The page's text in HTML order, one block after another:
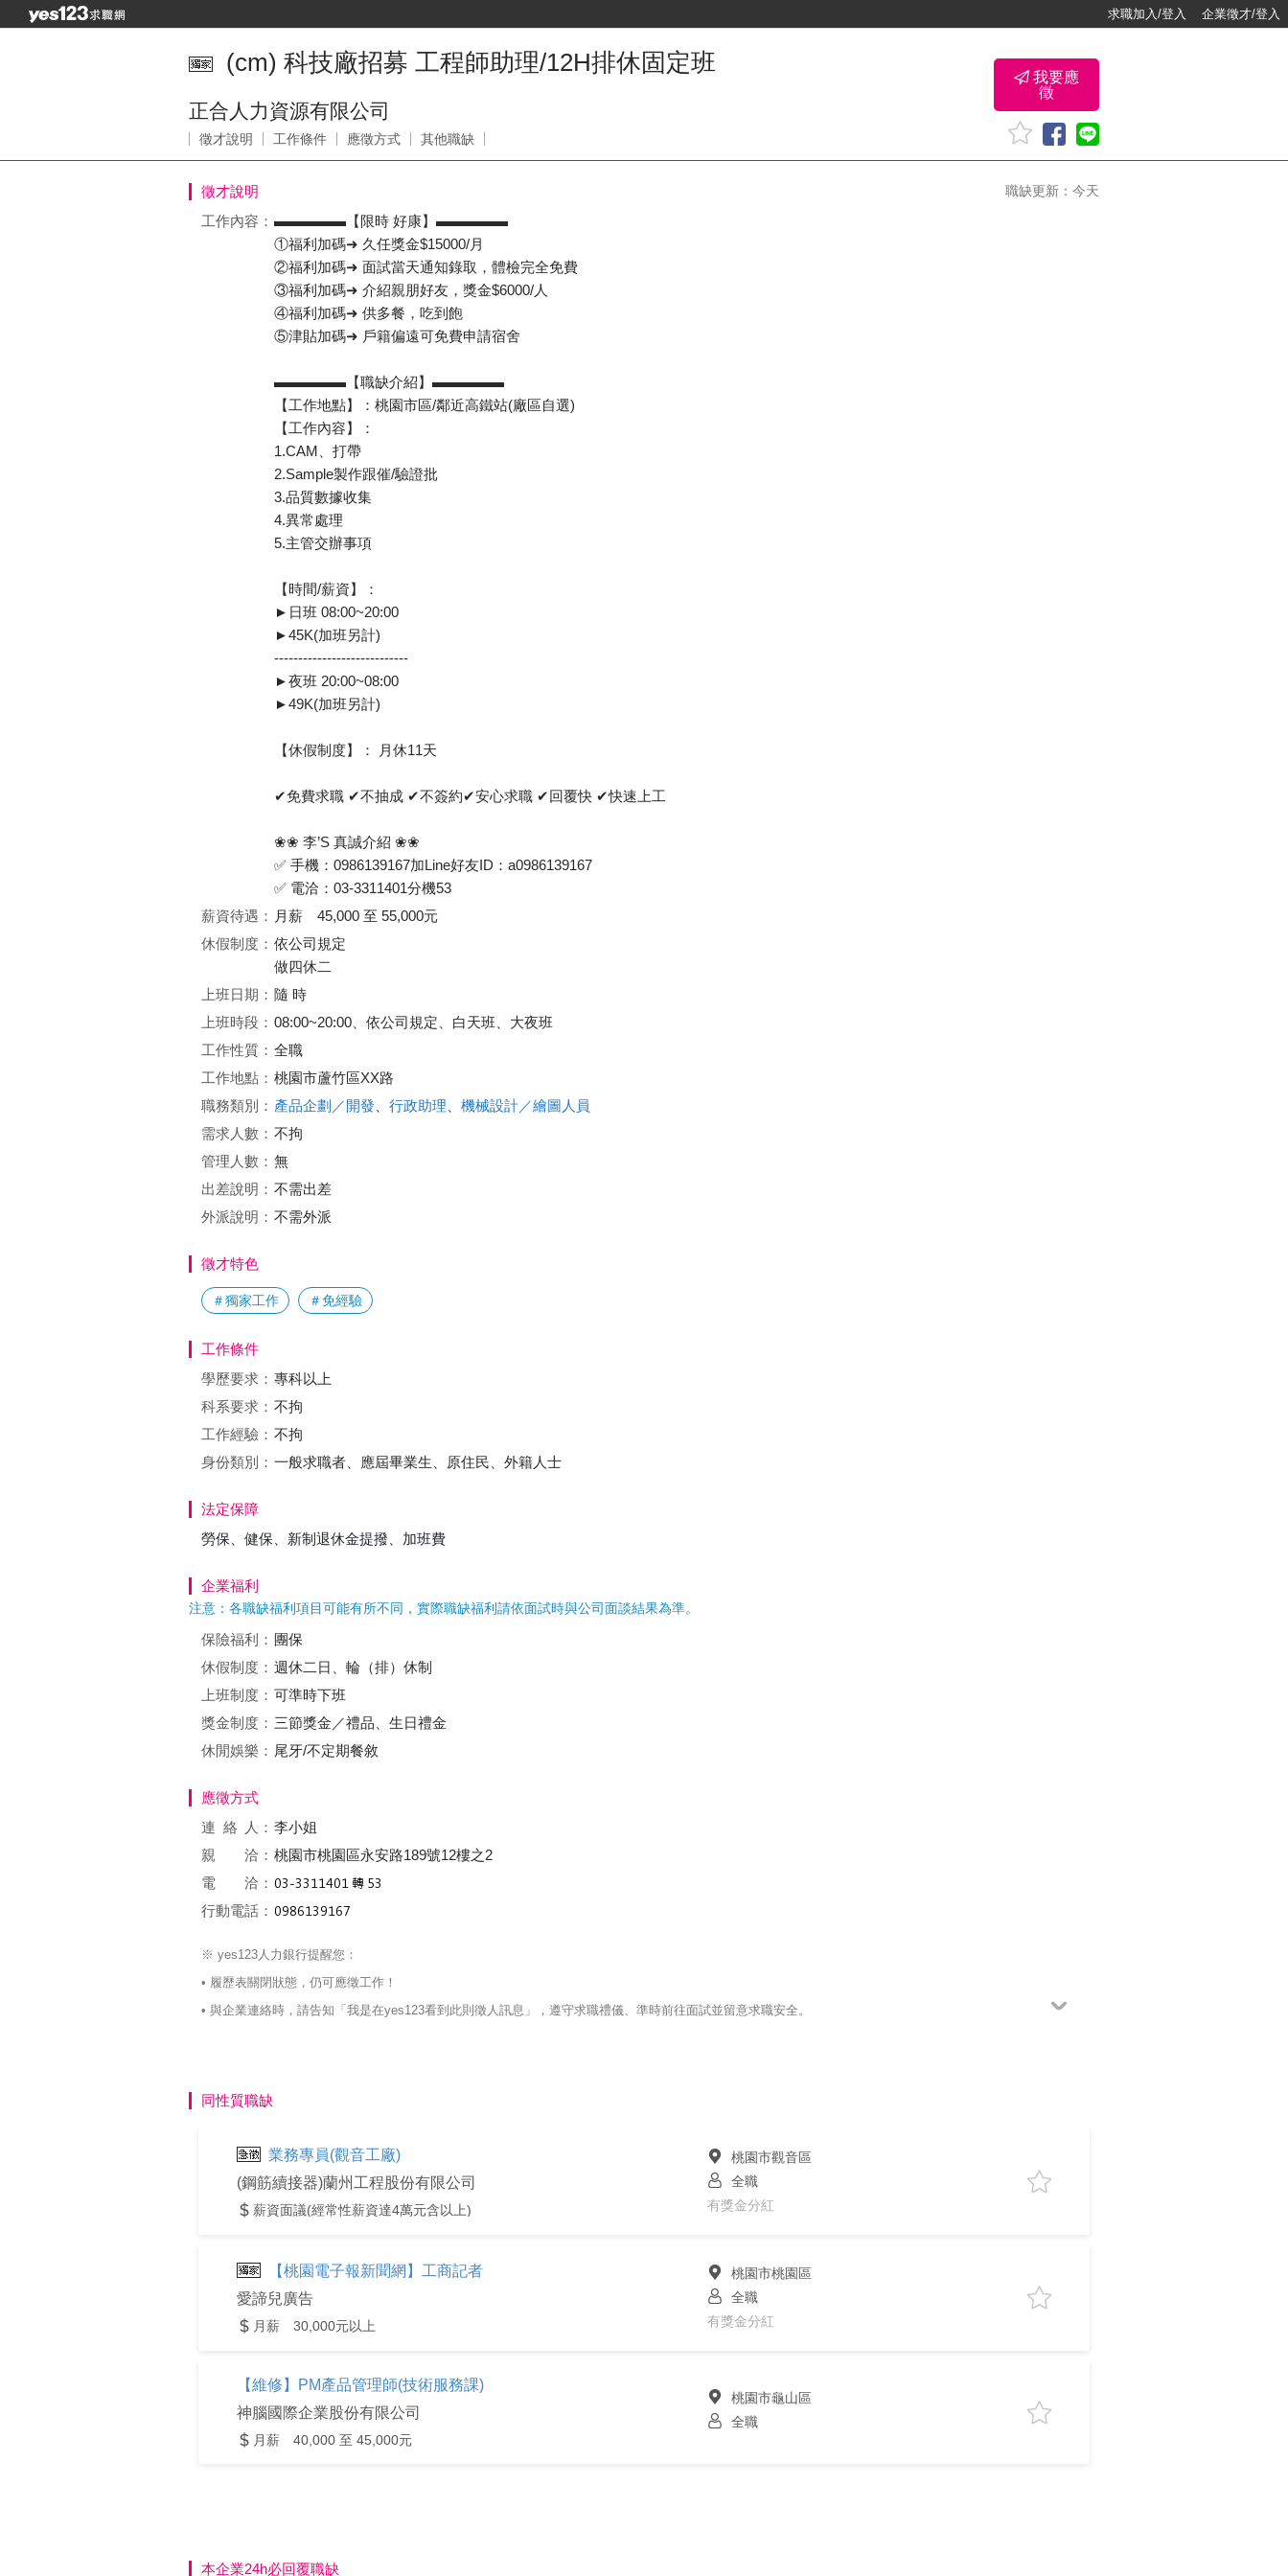
求職加入/登入 企業徵才/登入
(cm) 科技廠招募 工程師助理/12H排休固定班
正合人力資源有限公司
徵才說明 工作條件 應徵方式 其他職缺
我要應
徵
徵才說明 職缺更新：今天
工作內容： ▬▬▬▬▬【限時 好康】▬▬▬▬▬
①福利加碼➜ 久任獎金$15000/月
②福利加碼➜ 面試當天通知錄取，體檢完全免費
③福利加碼➜ 介紹親朋好友，獎金$6000/人
④福利加碼➜ 供多餐，吃到飽
⑤津貼加碼➜ 戶籍偏遠可免費申請宿舍
▬▬▬▬▬【職缺介紹】▬▬▬▬▬
【工作地點】：桃園市區/鄰近高鐵站(廠區自選)
【工作內容】：
1.CAM、打帶
2.Sample製作跟催/驗證批
3.品質數據收集
4.異常處理
5.主管交辦事項
【時間/薪資】：
►日班 08:00~20:00
►45K(加班另計)
----------------------------
►夜班 20:00~08:00
►49K(加班另計)
【休假制度】： 月休11天
✔免費求職 ✔不抽成 ✔不簽約✔安心求職 ✔回覆快 ✔快速上工
❀❀ 李’S 真誠介紹 ❀❀
✅ 手機：0986139167加Line好友ID：a0986139167
✅ 電洽：03-3311401分機53
薪資待遇： 月薪 45,000 至 55,000元
休假制度： 依公司規定
做四休二
上班日期： 隨 時
上班時段： 08:00~20:00、依公司規定、白天班、大夜班
工作性質： 全職
工作地點： 桃園市蘆竹區XX路
職務類別： 產品企劃／開發 行政助理
機械設計／繪圖人員
需求人數： 不拘
管理人數： 無
出差說明： 不需出差
外派說明： 不需外派
徵才特色
＃獨家工作 ＃免經驗
工作條件
學歷要求： 專科以上
科系要求： 不拘
工作經驗： 不拘
身份類別： 一般求職者、應屆畢業生、原住民、外籍人士
法定保障
勞保、健保、新制退休金提撥、加班費
企業福利
注意：各職缺福利項目可能有所不同，實際職缺福利請依面試時與公司面談結果為準。
保險福利： 團保
休假制度： 週休二日、輪（排）休制
上班制度： 可準時下班
獎金制度： 三節獎金／禮品、生日禮金
休閒娛樂： 尾牙/不定期餐敘
應徵方式
連絡
人： 李小姐
親 洽： 桃園市桃園區永安路189號12樓之2
電 洽：
行動電話：
※ yes123人力銀行提醒您：
• 履歷表關閉狀態，仍可應徵工作！
• 與企業連絡時，請告知「我是在yes123看到此則徵人訊息」，遵守求職禮儀、準時前往面試並留意求職安全。
同性質職缺
業務專員(觀音工廠)
(鋼筋續接器)蘭州工程股份有限公司
薪資面議(經常性薪資達4萬元含以上)
桃園市觀音區
全職
有獎金分紅
【桃園電子報新聞網】工商記者
愛諦兒廣告
月薪 30,000元以上
桃園市桃園區
全職
有獎金分紅
【維修】PM產品管理師(技術服務課)
神腦國際企業股份有限公司
月薪 40,000 至 45,000元
桃園市龜山區
全職
本企業24h必回覆職缺